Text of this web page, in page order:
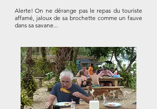
Alerte! On ne dérange pas le repas du touriste
affamé, jaloux de sa brochette comme un fauve
dans sa savane...